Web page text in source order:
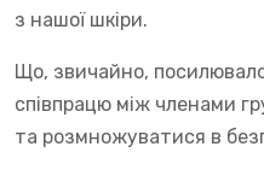
з нашої шкіри.
Що, звичайно, посилювало
співпрацю між членами
та розмножуватися в